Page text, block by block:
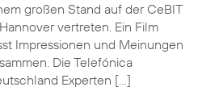
großen Stand auf der CeBIT
vertreten. Ein Film
Impressionen und Meinungen
Die Telefónica
Experten […]